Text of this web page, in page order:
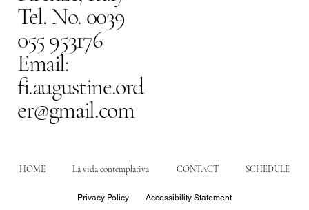
Tel. No. 0039
055 953176
Email:
fi.augustine.ord
er@gmail.com
HOME La vida contemplativa CONTACT SCHEDULE
Privacy Policy Accessibility Statement